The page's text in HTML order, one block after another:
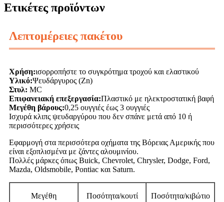
Ετικέτες προϊόντων
Λεπτομέρειες πακέτου
Χρήση:ισορροπήστε το συγκρότημα τροχού και ελαστικού
Υλικό:Ψευδάργυρος (Zn)
Στυλ: MC
Επιφανειακή επεξεργασία:Πλαστικό με ηλεκτροστατική βαφή
Μεγέθη βάρους:0,25 ουγγιές έως 3 ουγγιές
Ισχυρά κλιπς ψευδαργύρου που δεν σπάνε μετά από 10 ή
περισσότερες χρήσεις
Εφαρμογή στα περισσότερα οχήματα της Βόρειας Αμερικής που
είναι εξοπλισμένα με ζάντες αλουμινίου.
Πολλές μάρκες όπως Buick, Chevrolet, Chrysler, Dodge, Ford,
Mazda, Oldsmobile, Pontiac και Saturn.
Μεγέθη Ποσότητα/κουτί Ποσότητα/κιβώτιο